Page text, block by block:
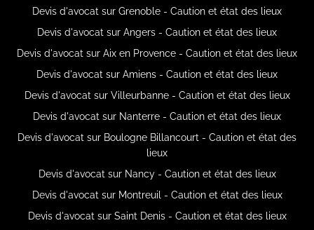
Devis d'avocat sur Grenoble - Caution et état des lieux
Devis d'avocat sur Angers - Caution et état des lieux
Devis d'avocat sur Aix en Provence - Caution et état des lieux
Devis d'avocat sur Amiens - Caution et état des lieux
Devis d'avocat sur Villeurbanne - Caution et état des lieux
Devis d'avocat sur Nanterre - Caution et état des lieux
Devis d'avocat sur Boulogne Billancourt - Caution et état des
lieux
Devis d'avocat sur Nancy - Caution et état des lieux
Devis d'avocat sur Montreuil - Caution et état des lieux
Devis d'avocat sur Saint Denis - Caution et état des lieux